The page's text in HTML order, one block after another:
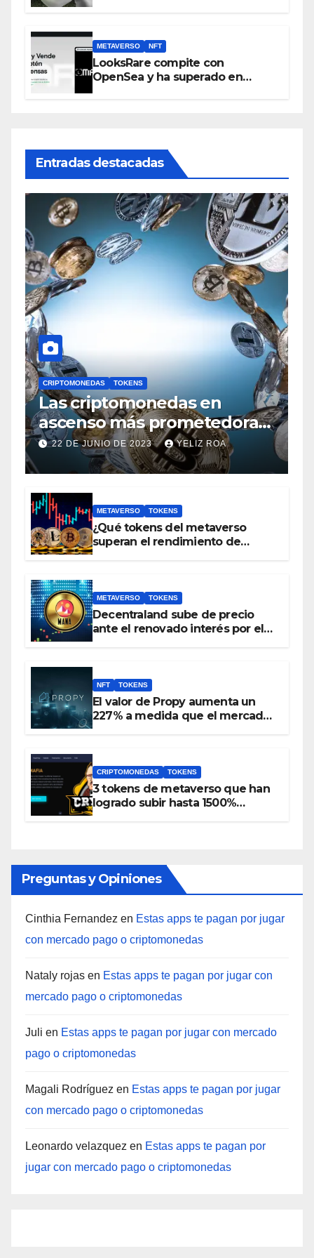
METAVERSO NFT
LooksRare compite con
OpenSea y ha superado en
Entradas destacadas
CRIPTOMONEDAS TOKENS
Las criptomonedas en
ascenso más prometedoras,
con un valor inferior a 1 euro
22 DE JUNIO DE 2023 YELIZ ROA
METAVERSO TOKENS
¿Qué tokens del metaverso
superan el rendimiento de
METAVERSO TOKENS
Decentraland sube de precio
ante el renovado interés por el
NFT TOKENS
El valor de Propy aumenta un
227% a medida que el mercado
CRIPTOMONEDAS TOKENS
3 tokens de metaverso que han
logrado subir hasta 1500%
Preguntas y Opiniones
Cinthia Fernandez en Estas apps te pagan por jugar
con mercado pago o criptomonedas
Nataly rojas en Estas apps te pagan por jugar con
mercado pago o criptomonedas
Juli en Estas apps te pagan por jugar con mercado
pago o criptomonedas
Magali Rodríguez en Estas apps te pagan por jugar
con mercado pago o criptomonedas
Leonardo velazquez en Estas apps te pagan por
jugar con mercado pago o criptomonedas